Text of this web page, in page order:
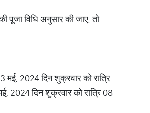
पूजा विधि अनुसार की जाए, तो
मई, 2024 दिन शुक्रवार को रात्रि
2024 दिन शुक्रवार को रात्रि 08